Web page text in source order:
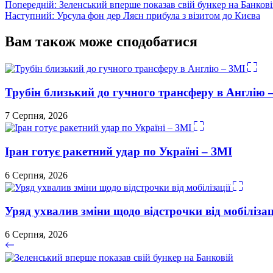
Навігація
записів
Попередній: Зеленський вперше показав свій бункер на
Наступний: Урсула фон дер Ляєн прибула з візитом до Києва
Вам також може сподобатися
Трубін близький до гучного трансферу в Англію
7 Серпня, 2026
Іран готує ракетний удар по Україні – ЗМІ
6 Серпня, 2026
Уряд ухвалив зміни щодо відстрочки від
6 Серпня, 2026